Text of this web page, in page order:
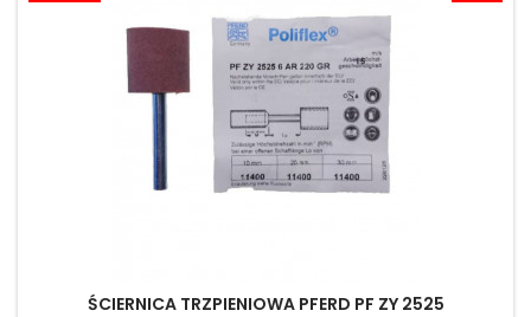
ŚCIERNICA TRZPIENIOWA PFERD PF ZY 2525